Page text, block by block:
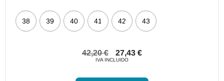
38 39 40 41 42 43
42,20€ 27,43 €
IVA INCLUIDO